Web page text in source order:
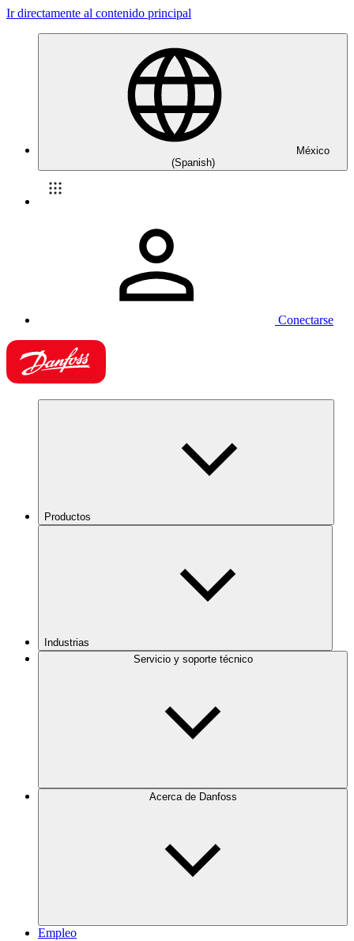
Ir directamente al contenido principal
México
(Spanish)
Conectarse
Productos
Industrias
Servicio y soporte técnico
Acerca de Danfoss
Empleo